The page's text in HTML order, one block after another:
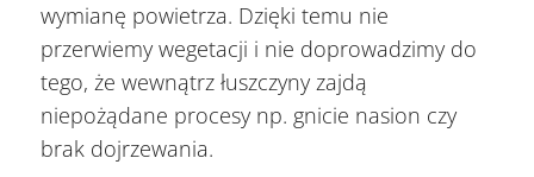
wymianę powietrza. Dzięki temu nie
przerwiemy wegetacji i nie doprowadzimy do
tego, że wewnątrz łuszczyny zajdą
niepożądane procesy np. gnicie nasion czy
brak dojrzewania.